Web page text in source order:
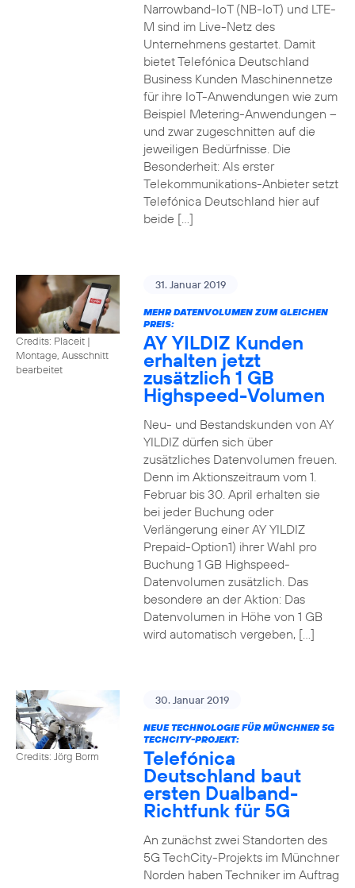
Narrowband-IoT (NB-IoT) und LTE-
M sind im Live-Netz des
Unternehmens gestartet. Damit
bietet Telefónica Deutschland
Business Kunden Maschinennetze
für ihre IoT-Anwendungen wie zum
Beispiel Metering-Anwendungen –
und zwar zugeschnitten auf die
jeweiligen Bedürfnisse. Die
Besonderheit: Als erster
Telekommunikations-Anbieter setzt
Telefónica Deutschland hier auf
beide […]
Credits: Placeit |
Montage, Ausschnitt
bearbeitet
31. Januar 2019
MEHR DATENVOLUMEN ZUM GLEICHEN
PREIS:
AY YILDIZ Kunden
erhalten jetzt
zusätzlich 1 GB
Highspeed-Volumen
Neu- und Bestandskunden von AY
YILDIZ dürfen sich über
zusätzliches Datenvolumen freuen.
Denn im Aktionszeitraum vom 1.
Februar bis 30. April erhalten sie
bei jeder Buchung oder
Verlängerung einer AY YILDIZ
Prepaid-Option1) ihrer Wahl pro
Buchung 1 GB Highspeed-
Datenvolumen zusätzlich. Das
besondere an der Aktion: Das
Datenvolumen in Höhe von 1 GB
wird automatisch vergeben, […]
Credits: Jörg Borm
30. Januar 2019
NEUE TECHNOLOGIE FÜR MÜNCHNER 5G
TECHCITY-PROJEKT:
Telefónica
Deutschland baut
ersten Dualband-
Richtfunk für 5G
An zunächst zwei Standorten des
5G TechCity-Projekts im Münchner
Norden haben Techniker im Auftrag